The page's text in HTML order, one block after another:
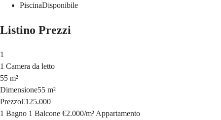
PiscinaDisponibile
Listino Prezzi
1
1 Camera da letto
55 m²
Dimensione55 m²
Prezzo€125.000
1 Bagno 1 Balcone €2.000/m² Appartamento